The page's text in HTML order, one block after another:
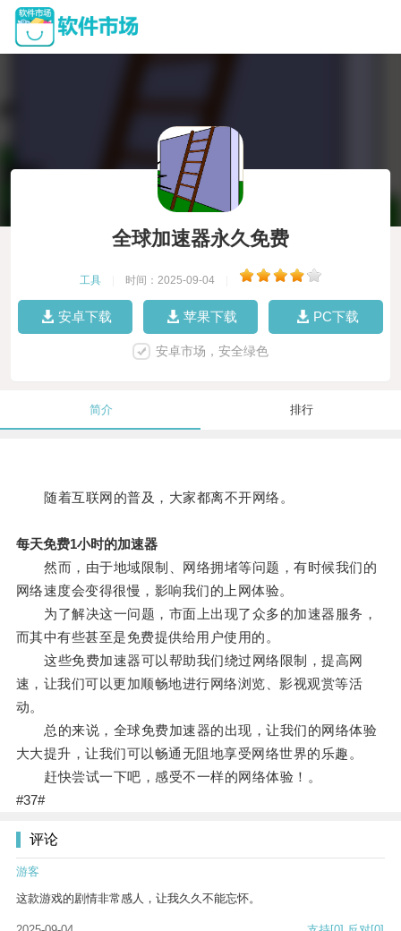
全球加速器永久免费
工具 时间：2025-09-04
安卓下载 苹果下载 PC下载
安卓市场，安全绿色
简介 排行
随着互联网的普及，大家都离不开网络。
每天免费1小时的加速器
然而，由于地域限制、网络拥堵等问题，有时候我们的
网络速度会变得很慢，影响我们的上网体验。
为了解决这一问题，市面上出现了众多的加速器服务，
而其中有些甚至是免费提供给用户使用的。
这些免费加速器可以帮助我们绕过网络限制，提高网
速，让我们可以更加顺畅地进行网络浏览、影视观赏等活
动。
总的来说，全球免费加速器的出现，让我们的网络体验
大大提升，让我们可以畅通无阻地享受网络世界的乐趣。
赶快尝试一下吧，感受不一样的网络体验！。
#37#
评论
游客
这款游戏的剧情非常感人，让我久久不能忘怀。